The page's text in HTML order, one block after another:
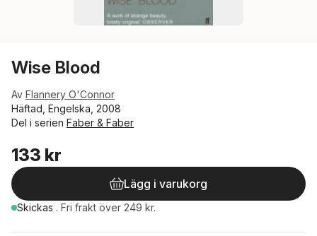
Wise Blood
Av Flannery O'Connor
Häftad, Engelska, 2008
Del i serien Faber & Faber
133 kr
Lägg i varukorg
Skickas . Fri frakt över 249 kr.